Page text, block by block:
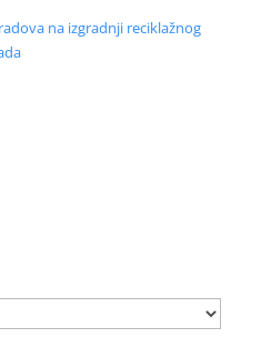
na izgradnji reciklažnog